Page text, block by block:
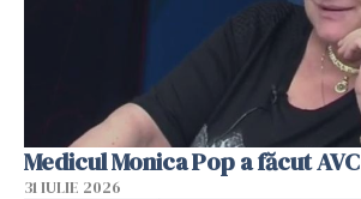
Medicul Monica Pop a făcut AVC
31 IULIE 2026